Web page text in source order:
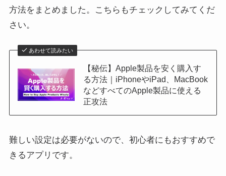
方法をまとめました。こちらもチェックしてみてくだ
さい。
あわせて読みたい
【秘伝】Apple製品を安く購入す
る方法｜iPhoneやiPad、MacBook
などすべてのApple製品に使える
正攻法
難しい設定は必要がないので、初心者にもおすすめで
きるアプリです。